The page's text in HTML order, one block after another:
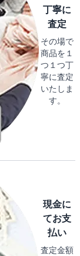
丁寧に
査定
その場で
商品を１
つ１つ丁
寧に査定
いたしま
す。
現金に
てお支
払い
査定金額